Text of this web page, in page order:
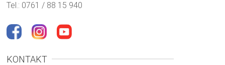
Tel.: 0761 / 88 15 940
KONTAKT